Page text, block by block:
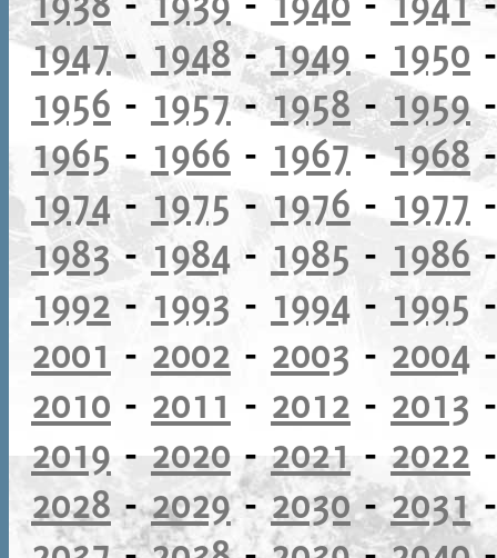
1947- 1948-1949 - 1950
1956 - 1957-1958- 1959
1965 - 1966 - 1967-1968
1974 - 1975 - 1976 - 1977
1983- 1984 - 1985 - 1986
1992 - 1993 - 1994 - 1995
2001 - 2002 - 2003 - 2004
2010 - 2011 - 2012 - 2013
2019 - 2020 - 2021- 2022
2028-2029-2030-2031